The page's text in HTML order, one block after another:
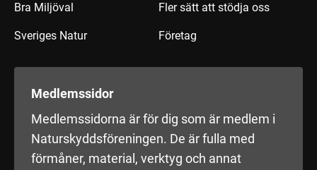
Bra Miljöval
Sveriges Natur
Fler sätt att stödja oss
Företag
Medlemssidor
Medlemssidorna är för dig som är medlem i
Naturskyddsföreningen. De är fulla med
förmåner, material, verktyg och annat